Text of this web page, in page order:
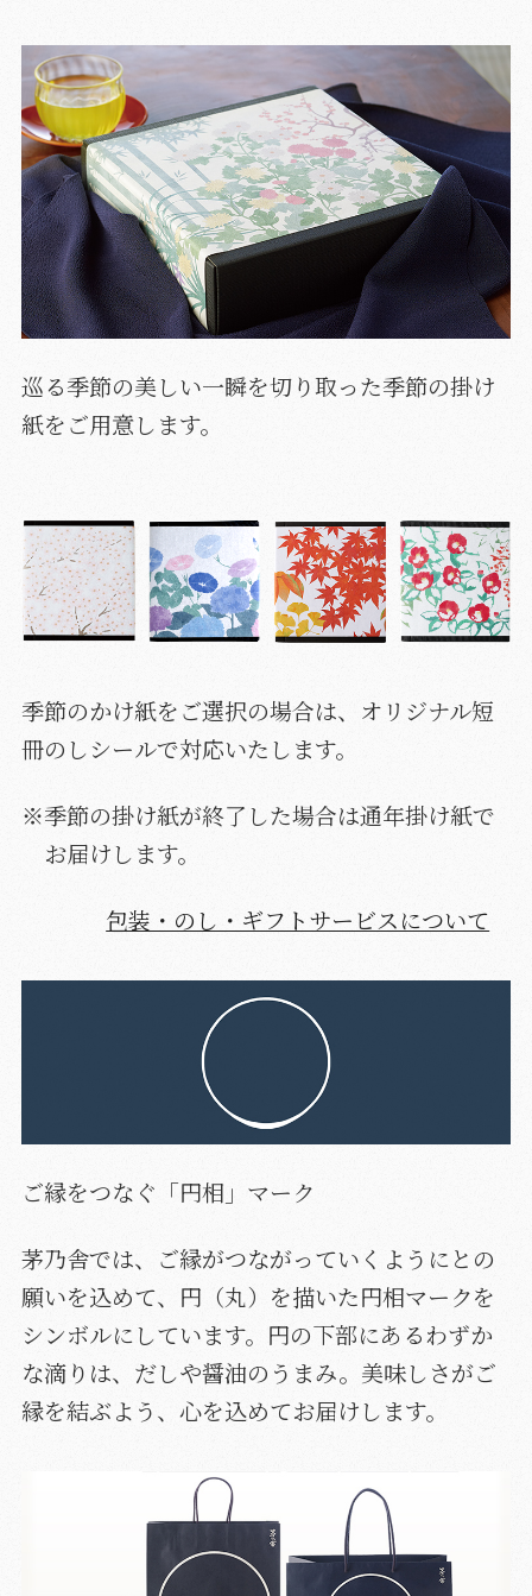
巡る季節の美しい一瞬を切り取った季節の掛け
紙をご用意します。
季節のかけ紙をご選択の場合は、オリジナル短
冊のしシールで対応いたします。
※季節の掛け紙が終了した場合は通年掛け紙で
お届けします。
包装・のし・ギフトサービスについて
ご縁をつなぐ「円相」マーク
茅乃舎では、ご縁がつながっていくようにとの
願いを込めて、円（丸）を描いた円相マークを
シンボルにしています。円の下部にあるわずか
な滴りは、だしや醤油のうまみ。美味しさがご
縁を結ぶよう、心を込めてお届けします。